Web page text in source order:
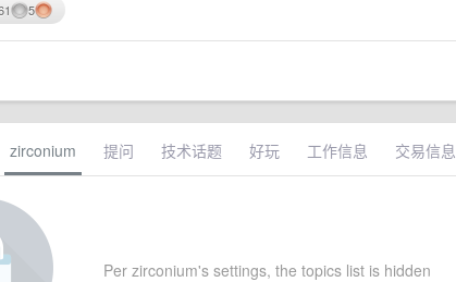
5
zirconium 提问 技术话题 好玩 工作信息 交易信息
Per zirconium's settings, the topics list is hidden